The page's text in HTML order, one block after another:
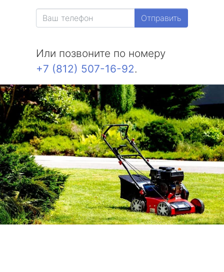
Отправить
Или позвоните по номеру
+7 (812) 507-16-92.